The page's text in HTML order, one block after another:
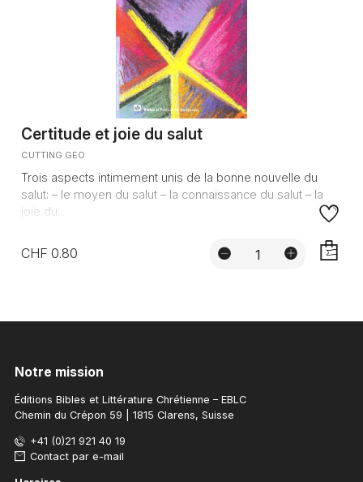
Certitude et joie du salut
CUTTING GEO
Trois aspects intimement unis de la bonne nouvelle du
salut: – le moyen du salut – la connaissance du salut – la
joie du...
CHF 0.80
Notre mission
Éditions Bibles et Littérature Chrétienne – EBLC
Chemin du Crépon 59 | 1815 Clarens, Suisse
+41 (0)21 921 40 19
Contact par e-mail